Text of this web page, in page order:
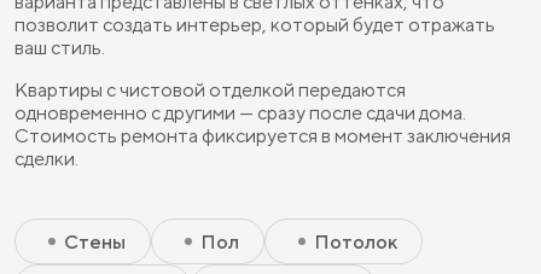
позволит создать интерьер, который будет отражать
ваш стиль.
Квартиры с чистовой отделкой передаются
одновременно с другими — сразу после сдачи дома.
Стоимость ремонта фиксируется в момент заключения
сделки.
Скрытый элемент 2 - Чистовая базовая
Скрытый элемент 1 - Чистовая базовая
Стены
Пол
Потолок